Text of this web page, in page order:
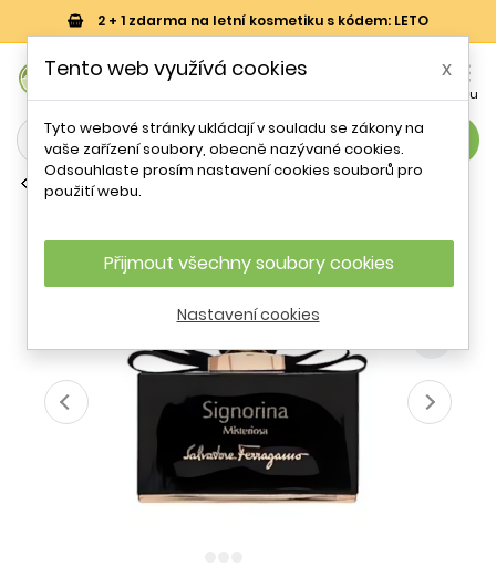
2 + 1 zdarma na letní kosmetiku s kódem: LETO

Menu
search
Parfémové vody (EDP)
Misteriosa EDP W 100 ml
- 69 %
Tento web využívá cookies x
Tyto webové stránky ukládají v souladu se zákony na
vaše zařízení soubory, obecně nazývané cookies.
Odsouhlaste prosím nastavení cookies souborů pro
použití webu.
Přijmout všechny soubory cookies
Nastavení cookies